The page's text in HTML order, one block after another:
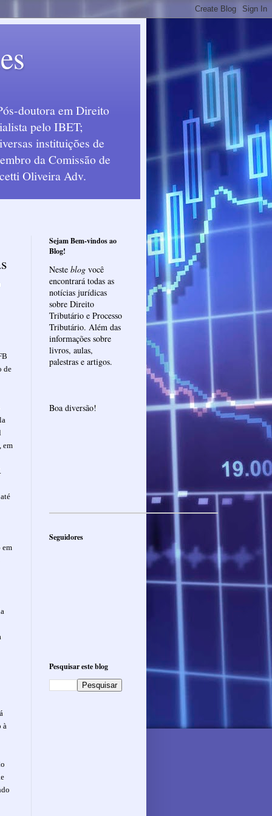
doutora em Direito
pelo IBET;
instituições de
da Comissão de
Oliveira Adv.
de
em
em
à
Sejam Bem-vindos ao
Blog!
Neste blog você
encontrará todas as
notícias jurídicas
sobre Direito
Tributário e Processo
Tributário. Além das
informações sobre
livros, aulas,
palestras e artigos.
Boa diversão!
Seguidores
Pesquisar este blog